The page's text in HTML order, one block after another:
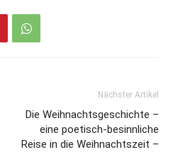
Nächster Artikel
Die Weihnachtsgeschichte –
eine poetisch-besinnliche
Reise in die Weihnachtszeit –